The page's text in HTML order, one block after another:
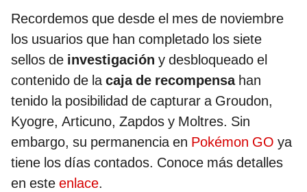
Recordemos que desde el mes de noviembre
los usuarios que han completado los siete
sellos de investigación y desbloqueado el
contenido de lacaja de recompensahan
tenido la posibilidad de capturar a Groudon,
Kyogre, Articuno, Zapdos y Moltres. Sin
embargo, su permanencia en Pokémon GO ya
tiene los días contados. Conoce más detalles
en este enlace.